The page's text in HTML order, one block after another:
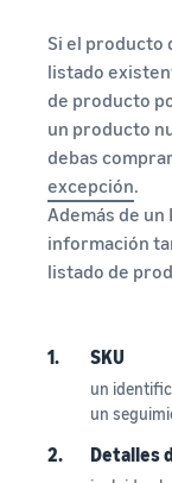
Si el producto
listado
de producto
un producto
debas
excepción.
Además de
información
listado de
1. SKU
un
un
2. Detalles